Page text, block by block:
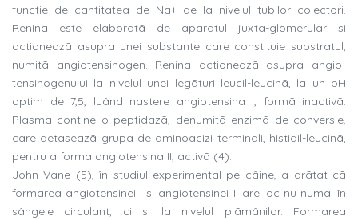
functie de cantitatea de Na+ de la nivelul tubilor colectori.
Renina este elaboratã de aparatul juxta-glomerular si
actioneazã asupra unei substante care constituie substratul,
numitã angiotensinogen. Renina actioneazã asupra angio-
tensinogenului la nivelul unei legãturi leucil-leucinã, la un pH
optim de 7,5, luând nastere angiotensina I, formã inactivã.
Plasma contine o peptidazã, denumitã enzimã de conversie,
care detaseazã grupa de aminoacizi terminali, histidil-leucinã,
pentru a forma angiotensina II, activã (4).
John Vane (5), în studiul experimental pe câine, a arãtat cã
formarea angiotensinei I si angiotensinei II are loc nu numai în
sângele circulant, ci si la nivelul plãmânilor. Formarea